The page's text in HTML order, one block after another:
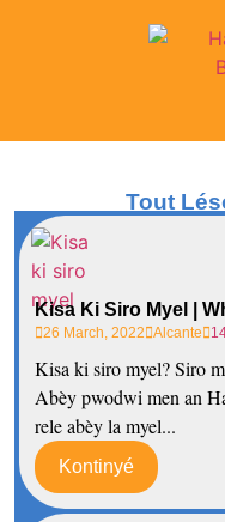
Tout
Kisa Ki Siro Myel |
26 March, 2022 Alcante
Kisa ki siro myel? Siro
Abèy pwodwi men an
rele abèy la myel...
Kontinyé